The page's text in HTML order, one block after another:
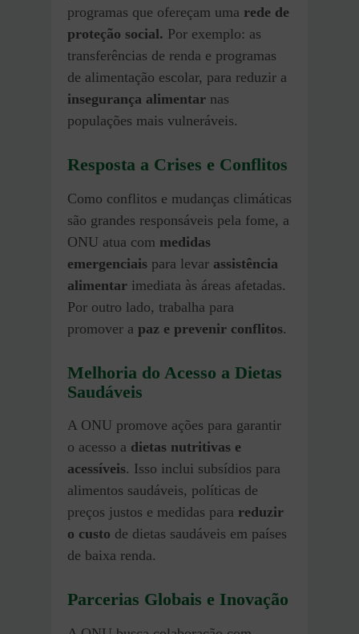
programas que ofereçam uma rede de
proteção social. Por exemplo: as
transferências de renda e programas
de alimentação escolar, para reduzir a
insegurança alimentar nas
populações mais vulneráveis.
Resposta a Crises e Conflitos
Como conflitos e mudanças climáticas
são grandes responsáveis pela fome, a
ONU atua com medidas
emergenciais para levar assistência
alimentar imediata às áreas afetadas.
Por outro lado, trabalha para
promover a paz e prevenir conflitos.
Melhoria do Acesso a Dietas
Saudáveis
A ONU promove ações para garantir
o acesso a dietas nutritivas e
acessíveis. Isso inclui subsídios para
alimentos saudáveis, políticas de
preços justos e medidas para reduzir
o custo de dietas saudáveis em países
de baixa renda.
Parcerias Globais e Inovação